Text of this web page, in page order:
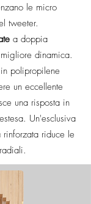
le micro
tweeter.
a doppia
dinamica.
polipropilene
un eccellente
una risposta in
Un'esclusiva
riduce le